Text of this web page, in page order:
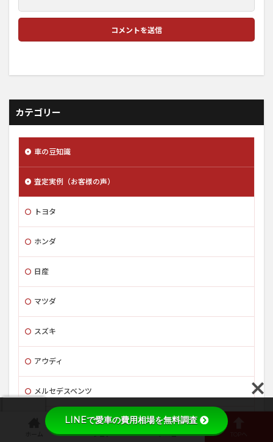
カテゴリー
車の豆知識
査定実例（お客様の声）
トヨタ
ホンダ
日産
マツダ
スズキ
アウディ
メルセデスベンツ
レクサス
シェア メニュー
LINEで愛車の費用相場を無料調査